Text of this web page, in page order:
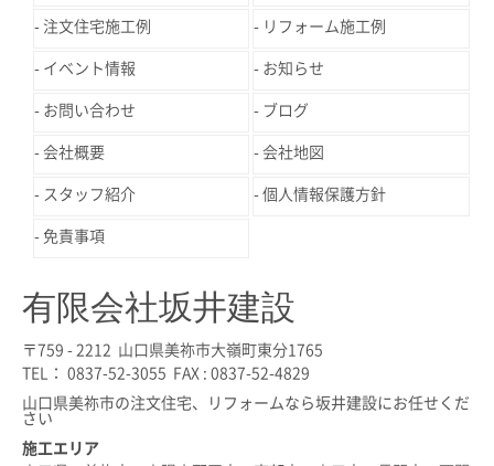
注文住宅施工例 リフォーム施工例
イベント情報 お知らせ
お問い合わせ ブログ
会社概要 会社地図
スタッフ紹介 個人情報保護方針
免責事項
有限会社坂井建設
〒759 - 2212 山口県美祢市大嶺町東分1765
TEL： 0837-52-3055 FAX : 0837-52-4829
山口県美祢市の注文住宅、リフォームなら坂井建設にお任せくだ
さい
施工エリア